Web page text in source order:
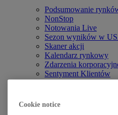
Podsumowanie
NonStop
Notowania Live
Sezon wyników w
Skaner akcji
Kalendarz rynkowy
Zdarzenia
Sentyment Klientów
Rolowania
Kontakt
Cookie notice